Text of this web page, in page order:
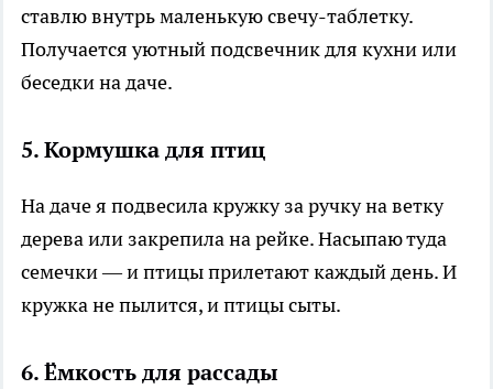
ставлю внутрь маленькую свечу-таблетку.
Получается уютный подсвечник для кухни или
беседки на даче.
5. Кормушка для птиц
На даче я подвесила кружку за ручку на ветку
дерева или закрепила на рейке. Насыпаю туда
семечки — и птицы прилетают каждый день. И
кружка не пылится, и птицы сыты.
6. Ёмкость для рассады